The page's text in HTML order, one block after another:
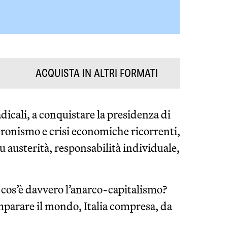
ACQUISTA IN ALTRI FORMATI
a conquistare la presidenza di
e crisi economiche ricorrenti,
austerità, responsabilità individuale,
davvero l’anarco-capitalismo?
il mondo, Italia compresa, da